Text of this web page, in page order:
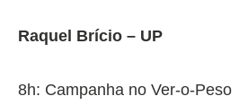
Raquel Brício – UP
8h: Campanha no Ver-o-Peso